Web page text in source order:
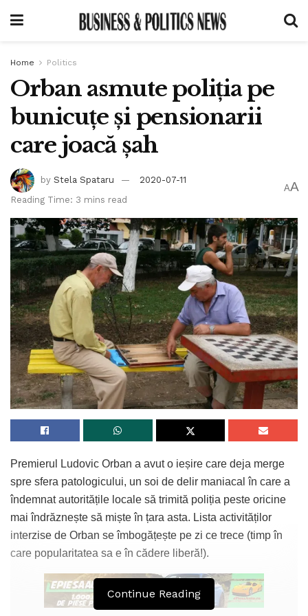
Home Politics
Orban asmute poliția pe
bunicuțe și pensionarii
care joacă șah
by Stela Spataru
2020-07-11
Reading Time: 3 mins read
AA
Premierul Ludovic Orban a avut o ieșire care deja merge
spre sfera patologicului, un soi de delir maniacal în care a
îndemnat autoritățile locale să trimită poliția peste oricine
mai îndrăznește să miște în țara asta. Lista activităților
interzise de Orban se îmbogățește pe zi ce trece (timp în
care popularitatea sa e în cădere liberă!).
Continue Reading